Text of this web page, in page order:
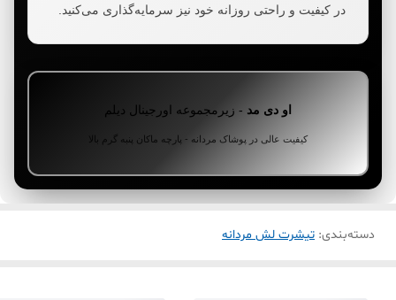
در کیفیت و راحتی روزانه خود نیز سرمایه‌گذاری می‌کنید.
او دی مد - زیرمجموعه اورجینال دیلم
کیفیت عالی در پوشاک مردانه - پارچه ماکان پنبه گرم بالا
دسته‌بندی: تیشرت لش مردانه